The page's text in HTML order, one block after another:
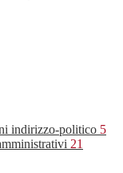
indirizzo-politico 5
21